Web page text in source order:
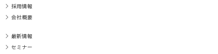
採用情報
会社概要
最新情報
セミナー